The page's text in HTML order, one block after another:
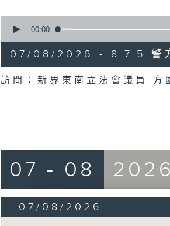
seconds
minutes,
18
secondsVolume
90%
00:00
07/08/2026 - 8.7.5 警方
訪問：新界東南立法會議員 方
07 - 08 2026
07/08/2026